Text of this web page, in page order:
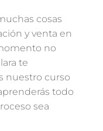
cosas
y venta en
no
te
nuestro curso
todo
sea